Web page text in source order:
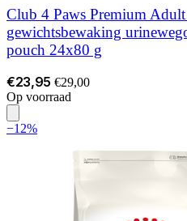
Club 4 Paws Premium
gewichtsbewaking
pouch 24x80 g
€23,95 €29,00
Op voorraad
−12%